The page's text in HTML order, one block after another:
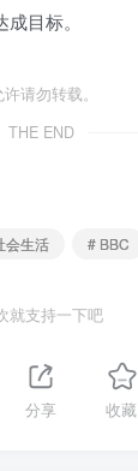
目标。
请勿转载。
THE END
会生活 # BBC
就支持一下吧
分享 收藏